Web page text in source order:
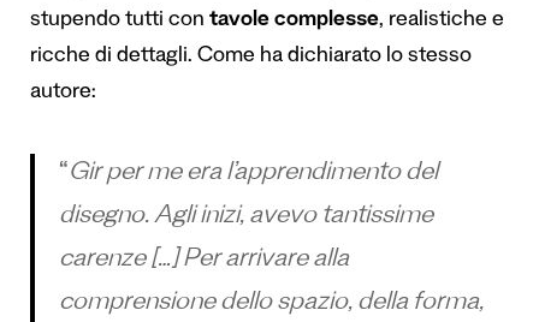
stupendo tutti con tavole complesse, realistiche e
ricche di dettagli. Come ha dichiarato lo stesso
autore:
“Gir per me era l’apprendimento del
disegno. Agli inizi, avevo tantissime
carenze […] Per arrivare alla
comprensione dello spazio, della forma,